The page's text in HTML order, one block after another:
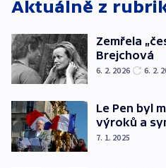
Aktuálně z
Zemřela
Brejchová
6. 2. 2026 6. 2.
Le Pen byl
výroků a
7. 1. 2025